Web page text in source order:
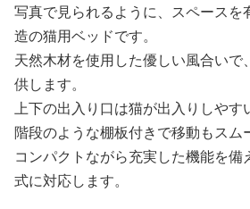
写真で見られるように、スペースを
造の猫用ベッドです。
天然木材を使用した優しい風合いで
供します。
上下の出入り口は猫が出入りしやす
階段のような棚板付きで移動もスム
コンパクトながら充実した機能を備
式に対応します。